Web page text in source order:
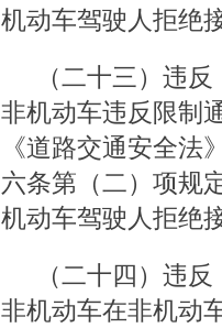
机动车驾驶人拒绝
（二十三）违
非机动车违反限制
《道路交通安全法
六条第（二）项规
机动车驾驶人拒绝
（二十四）违
非机动车在非机动